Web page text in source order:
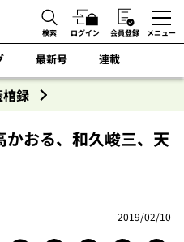
検索 ログイン 会員登録 メニュー
最新号 連載
録
おる、和久峻三、天
2019/02/10